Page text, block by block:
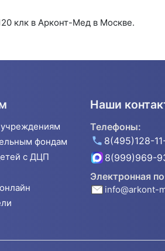
клк в Арконт-Мед в Москве.
фондам
с ДЦП
Наши
Телефоны:
8(495)128-
8(999)969-
Электронная
info@arkont-